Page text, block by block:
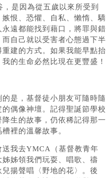
是因為從五歲以來所受到
恨、恐懼、自私、懶惰、驕
遠都能找到藉口，將罪與錯
自己就以受害者心態過下半
建的方式。如果我能早點抬
的生命必然比現在更豐盛！
是，基督徒小朋友可隨時隨
偶像神壇。記得聖誕節學校
生的故事，仍依稀記得那一
裡的溫馨故事。
我去YMCA（基督教青年
姊領我們玩耍、唱歌、禱
揚聲唱〈野地的花〉。後